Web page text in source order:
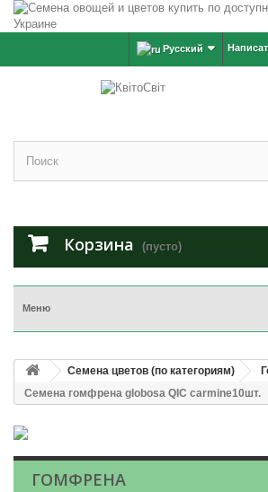
Русский
Корзина (пусто)
Меню
Семена цветов (по категориям)
Семена гомфрена globosa QIC carmine10шт.
ГОМФРЕНА